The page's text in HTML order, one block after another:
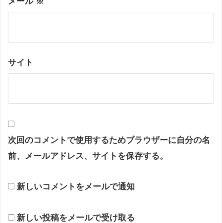
サイト
次回のコメントで使用するためブラウザーに自分の名
前、メールアドレス、サイトを保存する。
新しいコメントをメールで通知
新しい投稿をメールで受け取る